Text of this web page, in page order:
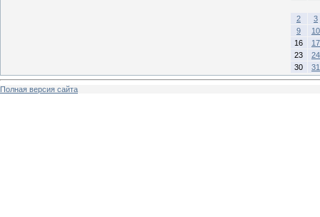
2
3
9
10
16
17
23
24
30
31
Полная версия сайта